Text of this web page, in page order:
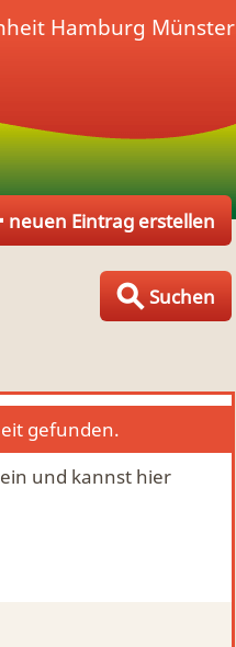
neuen Eintrag erstellen
Suchen
Hamburg Münster
gefunden.
und kannst hier